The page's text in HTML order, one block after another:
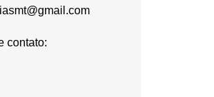
contato: